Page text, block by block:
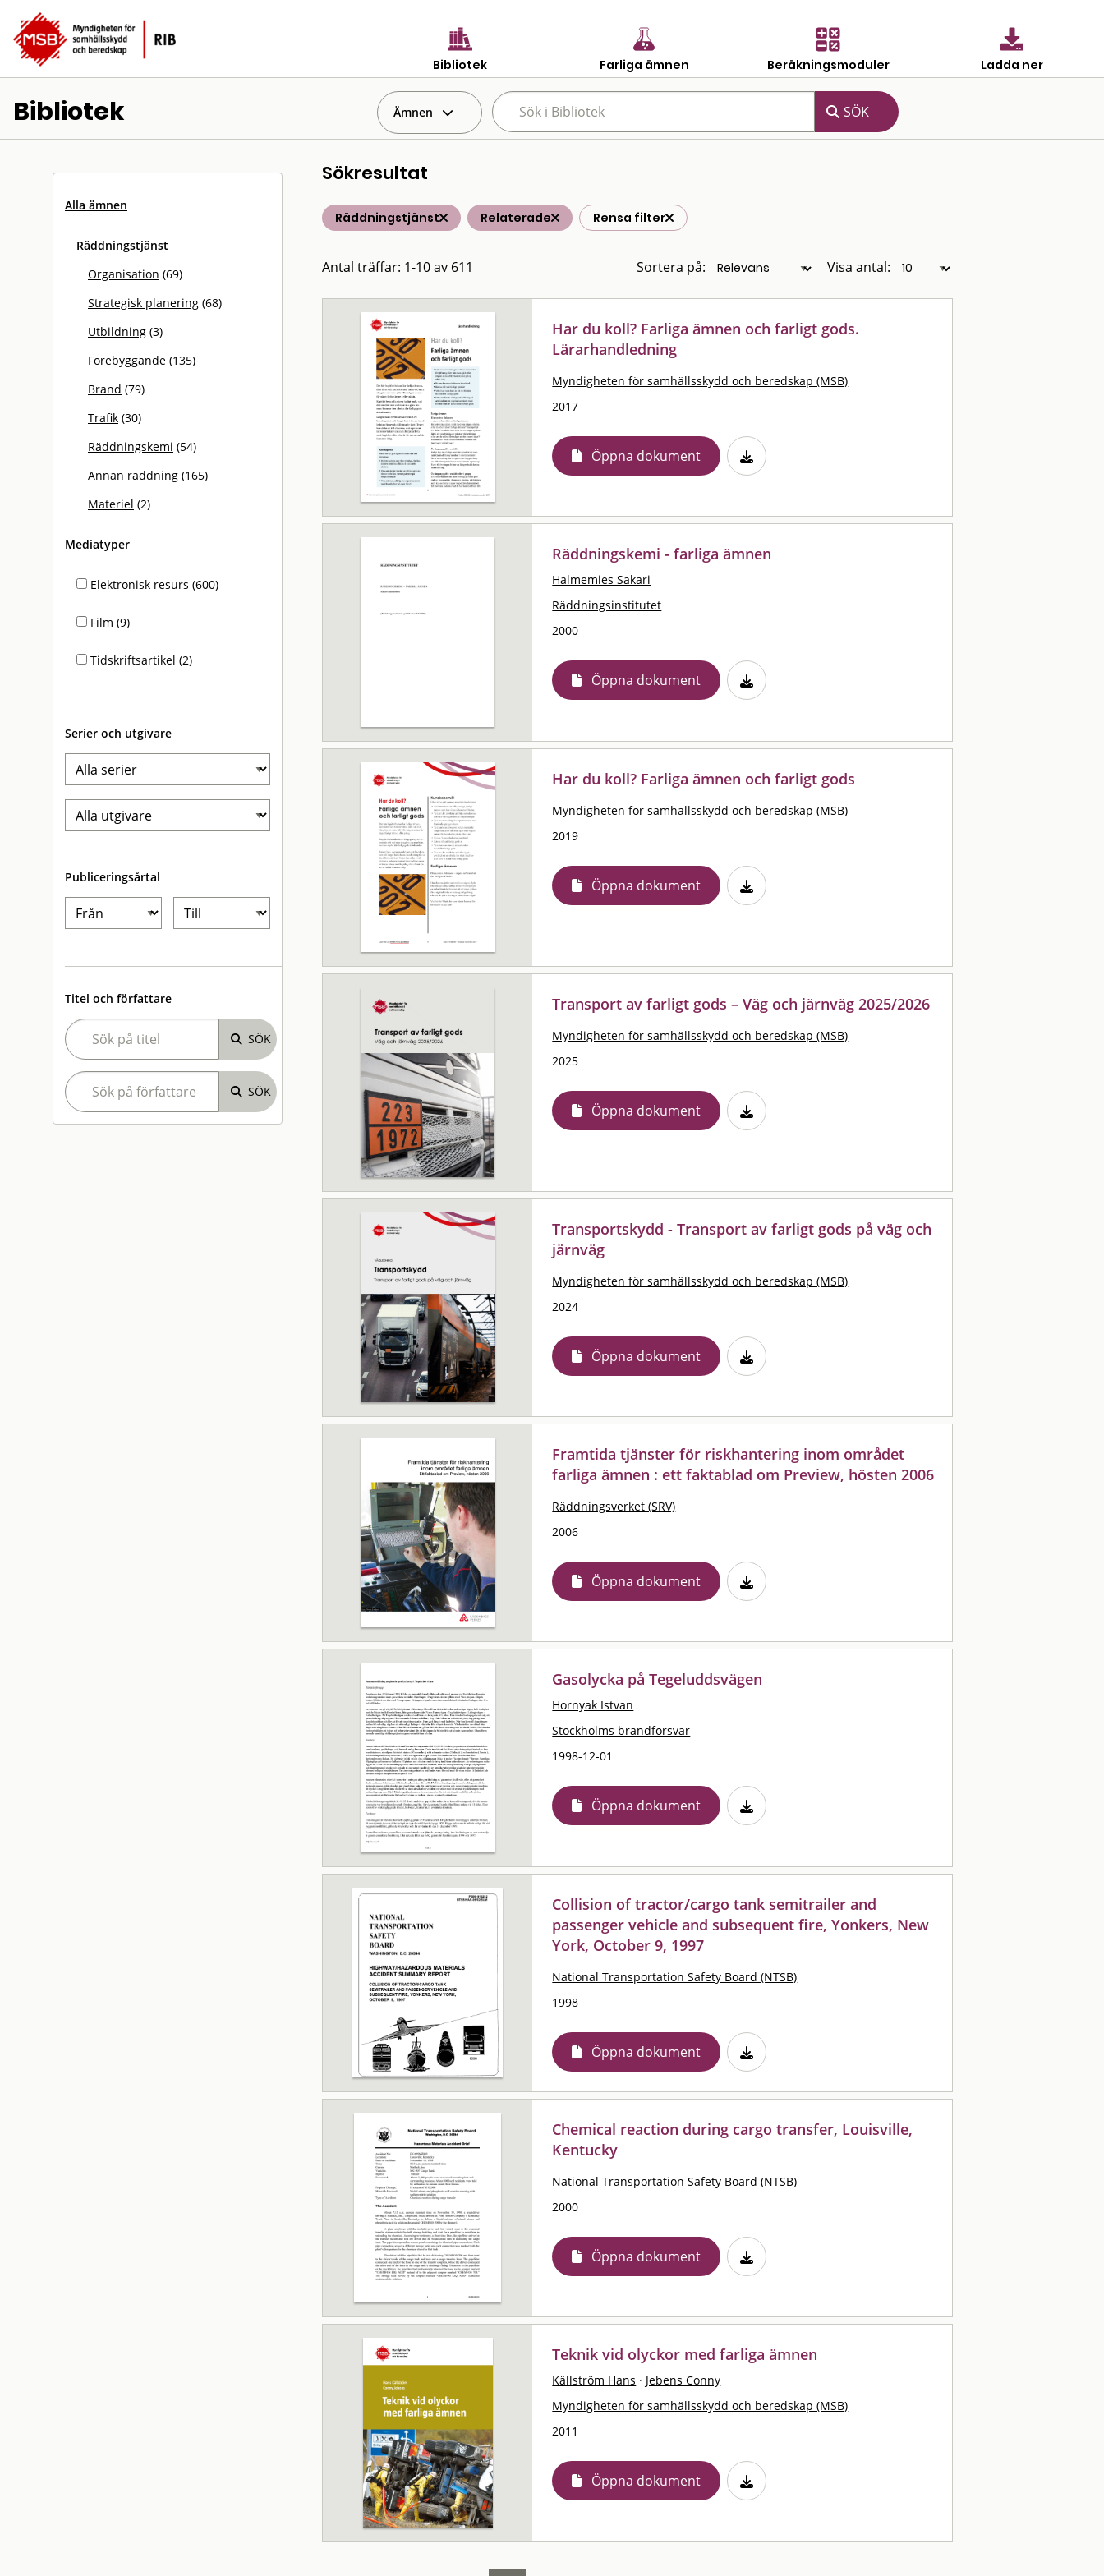
Bibliotek Farliga ämnen Beräkningsmoduler Ladda ner
Bibliotek Ämnen
Alla ämnen
Räddningstjänst
Organisation (69)
Strategisk planering (68)
Utbildning (3)
Förebyggande (135)
Brand (79)
Trafik (30)
Räddningskemi (54)
Annan räddning (165)
Materiel (2)
Mediatyper
Elektronisk resurs (600)
Film (9)
Tidskriftsartikel (2)
Serier och utgivare
Publiceringsårtal
Titel och författare
Sökresultat
Räddningstjänst Relaterade Rensa filter
Antal träffar: 1-10 av 611 Sortera på: Visa antal:
Har du koll? Farliga ämnen och farligt gods.
Lärarhandledning
Myndigheten för samhällsskydd och beredskap (MSB)
2017
Öppna dokument
Räddningskemi - farliga ämnen
Halmemies Sakari
Räddningsinstitutet
2000
Öppna dokument
Har du koll? Farliga ämnen och farligt gods
Myndigheten för samhällsskydd och beredskap (MSB)
2019
Öppna dokument
Transport av farligt gods – Väg och järnväg 2025/2026
Myndigheten för samhällsskydd och beredskap (MSB)
2025
Öppna dokument
Transportskydd - Transport av farligt gods på väg och
järnväg
Myndigheten för samhällsskydd och beredskap (MSB)
2024
Öppna dokument
Framtida tjänster för riskhantering inom området
farliga ämnen : ett faktablad om Preview, hösten 2006
Räddningsverket (SRV)
2006
Öppna dokument
Gasolycka på Tegeluddsvägen
Hornyak Istvan
Stockholms brandförsvar
1998-12-01
Öppna dokument
Collision of tractor/cargo tank semitrailer and
passenger vehicle and subsequent fire, Yonkers, New
York, October 9, 1997
National Transportation Safety Board (NTSB)
1998
Öppna dokument
Chemical reaction during cargo transfer, Louisville,
Kentucky
National Transportation Safety Board (NTSB)
2000
Öppna dokument
Teknik vid olyckor med farliga ämnen
Källström Hans · Jebens Conny
Myndigheten för samhällsskydd och beredskap (MSB)
2011
Öppna dokument